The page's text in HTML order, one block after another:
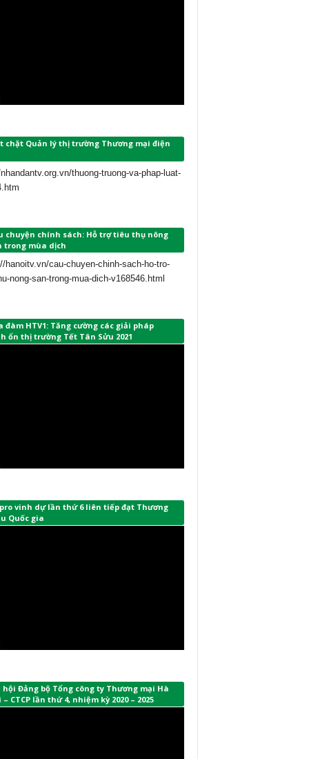
chặt Quản lý thị trường Thương mại điện
thuong-truong-va-phap-luat-
chuyện chính sách: Hỗ trợ tiêu thụ nông
trong mùa dịch
hanoitv.vn/cau-chuyen-chinh-sach-ho-tro-
nong-san-trong-mua-dich-v168546.html
đàm HTV1: Tăng cường các giải pháp
ổn thị trường Tết Tân Sửu 2021
vinh dự lần thứ 6 liên tiếp đạt Thương
Quốc gia
hội Đảng bộ Tổng công ty Thương mại Hà
– CTCP lần thứ 4, nhiệm kỳ 2020 – 2025